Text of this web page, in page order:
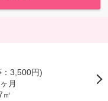
3,500円)
月
㎡